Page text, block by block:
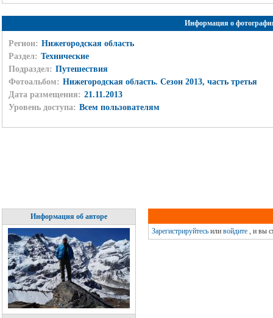
Информация о
Регион: Нижегородская область
Раздел: Технические
Подраздел: Путешествия
Фотоальбом: Нижегородская область. Сезон 2013, часть третья
Дата размещения: 21.11.2013
Уровень доступа: Всем пользователям
Информация об авторе
Зарегистрируйтесьили войдите, и вы